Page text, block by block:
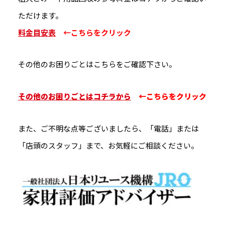
ただけます。
料金目安表
←こちらをクリック
その他のお困りごとはこちらをご確認下さい。
その他のお困りごとはコチラから ←こちらをクリック
また、ご不明な点等ございましたら、「電話」または
「店頭のスタッフ」まで、お気軽にご相談ください。